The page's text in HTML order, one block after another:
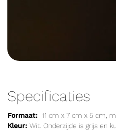
Specificaties
Formaat: 11 cm x 7 cm x 5 cm,
Kleur: Wit. Onderzijde is grijs en